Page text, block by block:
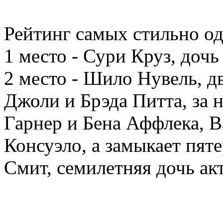
Рейтинг самых стильно
1 место - Сури Круз,
2 место - Шило Нувель,
Джоли и Брэда Питта, за
Гарнер и Бена Аффлека,
Консуэло, а замыкает
Смит, семилетняя дочь